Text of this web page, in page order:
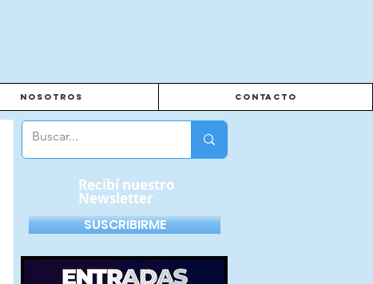
Nosotros Contacto
Recibí nuestro
Newsletter
SUSCRIBIRME